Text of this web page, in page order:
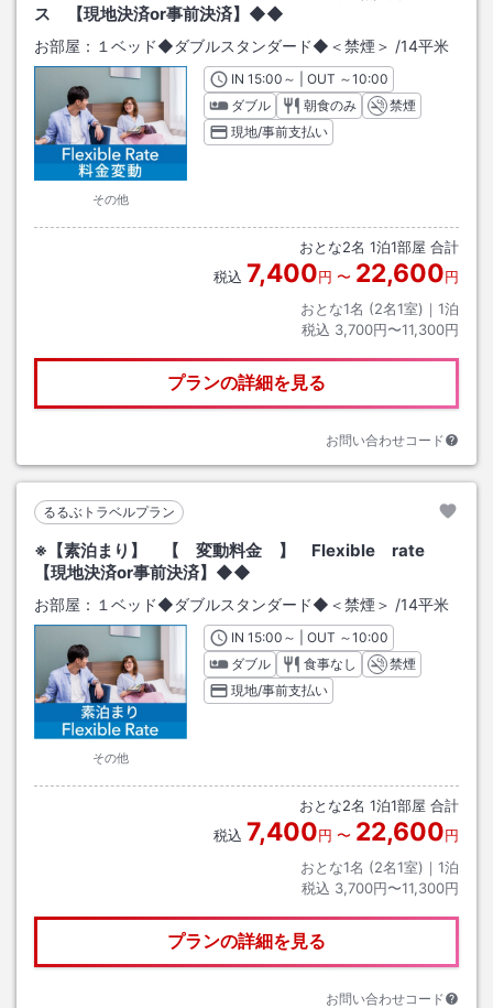
ス 【現地決済or事前決済】◆◆
お部屋： １ベッド◆ダブルスタンダード◆＜禁煙＞ /14平米
その他
INチェックイン
15:00 ～ | OUT チェックアウト
～10:00
ダブル
朝食のみ
禁煙
現地/事前支払い
おとな2名 1泊1部屋 合計
税込 7,400円 〜 22,600円
おとな1名 (2名1室)｜ 1泊
税込 3,700円〜11,300円
プランの詳細を見る
お問い合わせコード
るるぶトラベルプラン
※【素泊まり】 【 変動料金 】 Flexible rate
【現地決済or事前決済】◆◆
お部屋： １ベッド◆ダブルスタンダード◆＜禁煙＞ /14平米
その他
INチェックイン
15:00 ～ | OUT チェックアウト
～10:00
ダブル
食事なし
禁煙
現地/事前支払い
おとな2名 1泊1部屋 合計
税込 7,400円 〜 22,600円
おとな1名 (2名1室)｜ 1泊
税込 3,700円〜11,300円
プランの詳細を見る
お問い合わせコード